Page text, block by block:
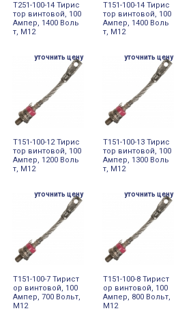
Т251-100-14 Тирис
тор винтовой, 100
Ампер, 1400 Воль
т, М12
Т151-100-14 Тирис
тор винтовой, 100
Ампер, 1400 Воль
т, М12
уточнить цену
Т151-100-12 Тирис
тор винтовой, 100
Ампер, 1200 Воль
т, М12
уточнить цену
Т151-100-13 Тирис
тор винтовой, 100
Ампер, 1300 Воль
т, М12
уточнить цену
Т151-100-7 Тирист
ор винтовой, 100
Ампер, 700 Вольт,
М12
уточнить цену
Т151-100-8 Тирист
ор винтовой, 100
Ампер, 800 Вольт,
М12